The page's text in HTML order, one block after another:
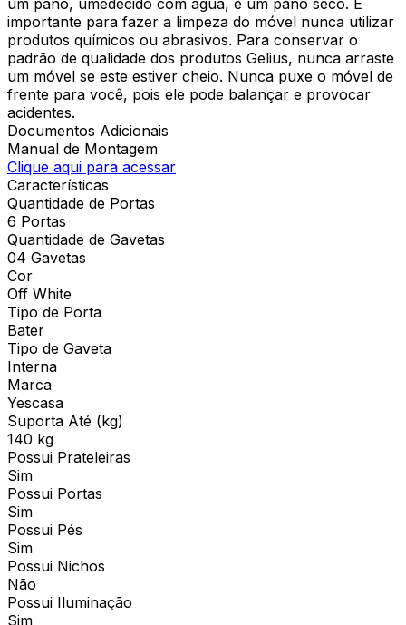
importante para fazer a limpeza do móvel nunca utilizar
produtos químicos ou abrasivos. Para conservar o
padrão de qualidade dos produtos Gelius, nunca arraste
um móvel se este estiver cheio. Nunca puxe o móvel de
frente para você, pois ele pode balançar e provocar
acidentes.
Documentos Adicionais
Manual de Montagem
Clique aqui para acessar
Características
Quantidade de Portas
6 Portas
Quantidade de Gavetas
04 Gavetas
Cor
Off White
Tipo de Porta
Bater
Tipo de Gaveta
Interna
Marca
Yescasa
Suporta Até (kg)
140 kg
Possui Prateleiras
Sim
Possui Portas
Sim
Possui Pés
Sim
Possui Nichos
Não
Possui Iluminação
Sim